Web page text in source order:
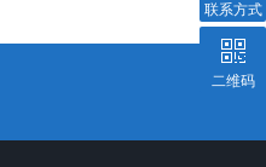
联系方式
二维码